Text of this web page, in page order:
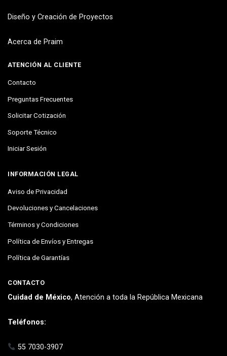
Diseño y Creación de Proyectos
Acerca de Praim
ATENCIÓN AL CLIENTE
Contacto
Preguntas Frecuentes
Solicitar Cotización
Soporte Técnico
Iniciar Sesión
INFORMACIÓN LEGAL
Aviso de Privacidad
Devoluciones y Cancelaciones
Términos y Condiciones
Política de Envíos y Entregas
Política de Garantías
CONTACTO
Cuidad de México, Atención a toda la República Mexicana
Teléfonos:
55 7030-3907